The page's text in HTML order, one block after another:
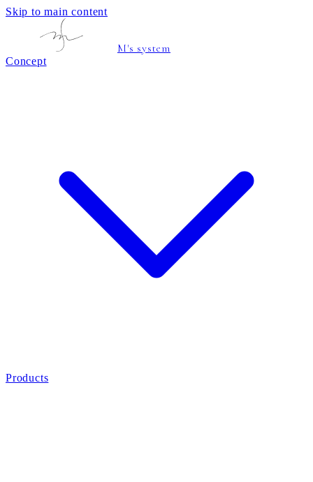
Skip to main content
M's system
Concept
Products